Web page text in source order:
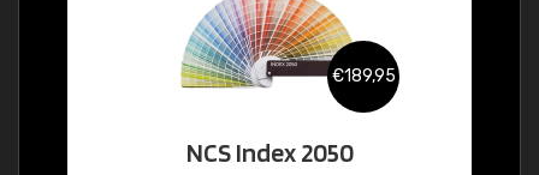
€189,95
NCS Index 2050